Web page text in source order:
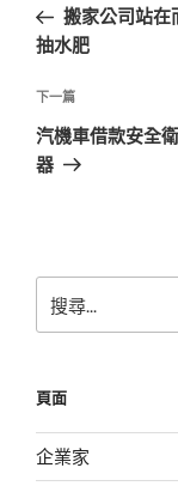
導
覽
一
篇
章
搬家公司站在
抽水肥
下
一
篇
下一篇
汽機車借款安全
器
尋
字:
頁面
企業家